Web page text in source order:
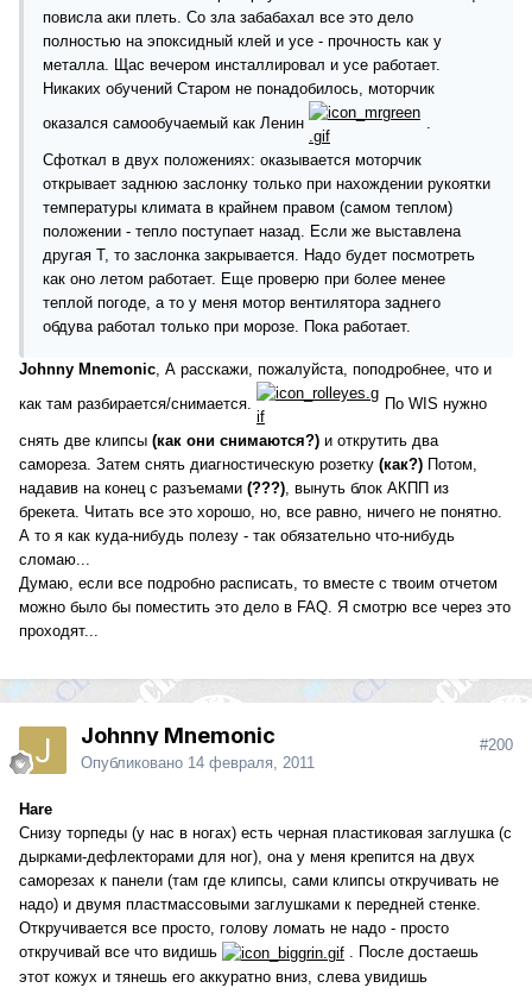
повисла аки плеть. Со зла забабахал все это дело
полностью на эпоксидный клей и усе - прочность как у
металла. Щас вечером инсталлировал и усе работает.
Никаких обучений Старом не понадобилось, моторчик
оказался самообучаемый как Ленин
.
Сфоткал в двух положениях: оказывается моторчик
открывает заднюю заслонку только при нахождении рукоятки
температуры климата в крайнем правом (самом теплом)
положении - тепло поступает назад. Если же выставлена
другая Т, то заслонка закрывается. Надо будет посмотреть
как оно летом работает. Еще проверю при более менее
теплой погоде, а то у меня мотор вентилятора заднего
обдува работал только при морозе. Пока работает.
Johnny Mnemonic, А расскажи, пожалуйста, поподробнее, что и
как там разбирается/снимается.
По WIS нужно
снять две клипсы (как они снимаются?) и открутить два
самореза. Затем снять диагностическую розетку (как?) Потом,
надавив на конец с разъемами (???), вынуть блок АКПП из
брекета. Читать все это хорошо, но, все равно, ничего не понятно.
А то я как куда-нибудь полезу - так обязательно что-нибудь
сломаю...
Думаю, если все подробно расписать, то вместе с твоим отчетом
можно было бы поместить это дело в FAQ. Я смотрю все через это
проходят...
Johnny Mnemonic
Опубликовано 14 февраля, 2011
#200
Hare
Снизу торпеды (у нас в ногах) есть черная пластиковая заглушка (с
дырками-дефлекторами для ног), она у меня крепится на двух
саморезах к панели (там где клипсы, сами клипсы откручивать не
надо) и двумя пластмассовыми заглушками к передней стенке.
Откручивается все просто, голову ломать не надо - просто
откручивай все что видишь
. После достаешь
этот кожух и тянешь его аккуратно вниз, слева увидишь